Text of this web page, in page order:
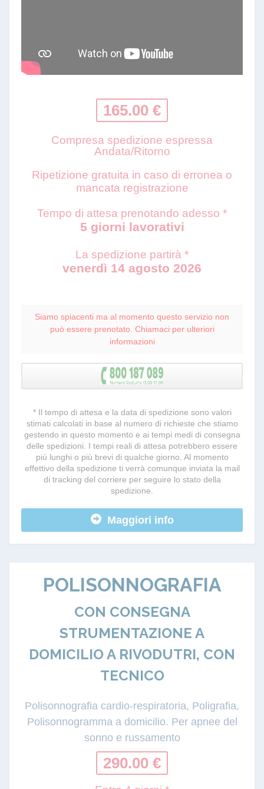
165.00 €
Compresa spedizione espressa
Andata/Ritorno
Ripetizione gratuita in caso di erronea o
mancata registrazione
Tempo di attesa prenotando adesso *
5 giorni lavorativi
La spedizione partirà *
venerdì 14 agosto 2026
Siamo spiacenti ma al momento questo servizio non
può essere prenotato. Chiamaci per ulteriori
informazioni
* Il tempo di attesa e la data di spedizione sono valori
stimati calcolati in base al numero di richieste che stiamo
gestendo in questo momento e ai tempi medi di consegna
delle spedizioni. I tempi reali di attesa potrebbero essere
più lunghi o più brevi di qualche giorno. Al momento
effettivo della spedizione ti verrà comunque inviata la mail
di tracking del corriere per seguire lo stato della
spedizione.
Maggiori info
POLISONNOGRAFIA
CON CONSEGNA
STRUMENTAZIONE A
DOMICILIO A RIVODUTRI, CON
TECNICO
Polisonnografia cardio-respiratoria, Poligrafia,
Polisonnogramma a domicilio. Per apnee del
sonno e russamento
290.00 €